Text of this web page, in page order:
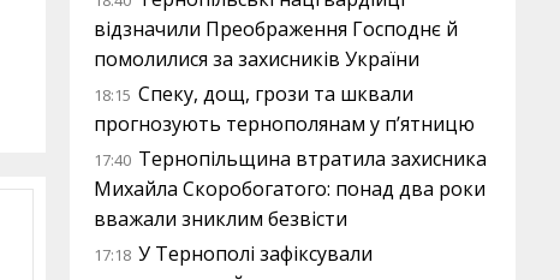
відзначили Преображення Господнє й
помолилися за захисників України
18:15 Спеку, дощ, грози та шквали
прогнозують тернополянам у п’ятницю
17:40 Тернопільщина втратила захисника
Михайла Скоробогатого: понад два роки
вважали зниклим безвісти
17:18 У Тернополі зафіксували